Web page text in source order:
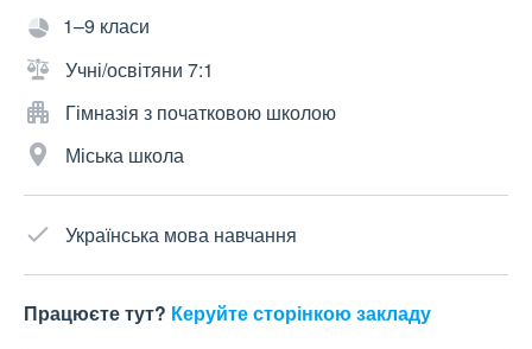
1–9 класи
Учні/освітяни 7:1
Гімназія з початковою школою
Міська школа
Українська мова навчання
Працюєте тут? Керуйте сторінкою закладу